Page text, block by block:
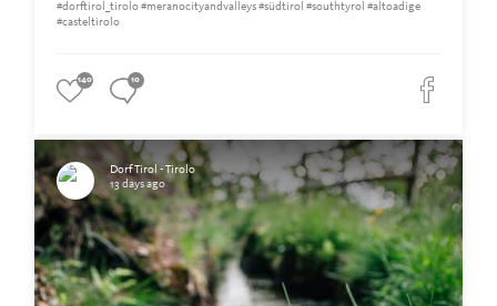
#dorftirol_tirolo #meranocityandvalleys #südtirol #southtyrol #altoadige
#casteltirolo
140 10
Dorf Tirol - Tirolo
13 days ago